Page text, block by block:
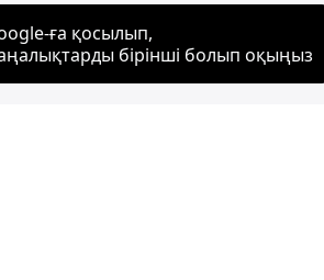
ға қосылып,
бірінші болып оқыңыз